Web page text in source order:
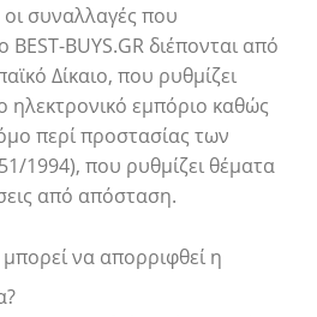
συναλλαγές που
BUYS.GR διέπονται από
Δίκαιο, που ρυθμίζει
ηλεκτρονικό εμπόριο καθώς
περί προστασίας των
1994), που ρυθμίζει θέματα
από απόσταση.
να απορριφθεί η